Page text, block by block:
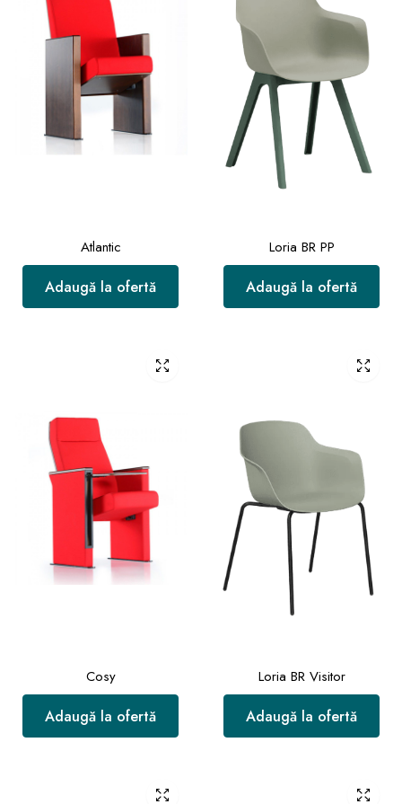
Atlantic
Adaugă la ofertă
Loria BR PP
Adaugă la ofertă
Cosy
Adaugă la ofertă
Loria BR Visitor
Adaugă la ofertă